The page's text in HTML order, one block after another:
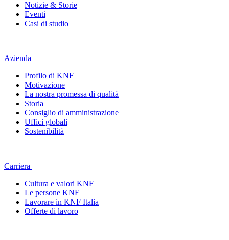
Notizie & Storie
Eventi
Casi di studio
Azienda
Profilo di KNF
Motivazione
La nostra promessa di qualità
Storia
Consiglio di amministrazione
Uffici globali
Sostenibilità
Carriera
Cultura e valori KNF
Le persone KNF
Lavorare in KNF Italia
Offerte di lavoro